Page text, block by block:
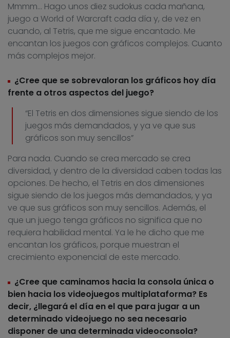
Mmmm… Hago unos diez sudokus cada mañana,
juego a World of Warcraft cada día y, de vez en
cuando, al Tetris, que me sigue encantado. Me
encantan los juegos con gráficos complejos. Cuanto
más complejos mejor.
¿Cree que se sobrevaloran los gráficos hoy día
frente a otros aspectos del juego?
“El Tetris en dos dimensiones sigue siendo de los
juegos más demandados, y ya ve que sus
gráficos son muy sencillos”
Para nada. Cuando se crea mercado se crea
diversidad, y dentro de la diversidad caben todas las
opciones. De hecho, el Tetris en dos dimensiones
sigue siendo de los juegos más demandados, y ya
ve que sus gráficos son muy sencillos. Además, el
que un juego tenga gráficos no significa que no
requiera habilidad mental. Ya le he dicho que me
encantan los gráficos, porque muestran el
crecimiento exponencial de este mercado.
¿Cree que caminamos hacia la consola única o
bien hacia los videojuegos multiplataforma? Es
decir, ¿llegará el día en el que para jugar a un
determinado videojuego no sea necesario
disponer de una determinada videoconsola?